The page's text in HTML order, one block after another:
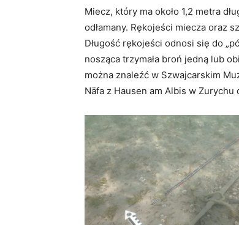
Miecz, który ma około 1,2 metra
odłamany. Rękojeści miecza oraz
Długość rękojeści odnosi się do
nosząca trzymała broń jedną lub
można znaleźć w Szwajcarskim
Näfa z Hausen am Albis w Zurychu